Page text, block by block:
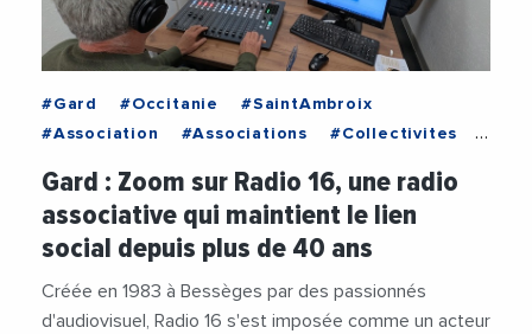
#Gard #Occitanie
#SaintAmbroix
#Association
#Associations
#Collectivites
#Culture
#Media
#OlivierMartin
#Patrimoine
#Presse #Videos
Gard : Zoom sur Radio 16, une radio
associative qui maintient le lien
social depuis plus de 40 ans
Créée en 1983 à Bessèges par des passionnés
d'audiovisuel, Radio 16 s'est imposée comme un acteur